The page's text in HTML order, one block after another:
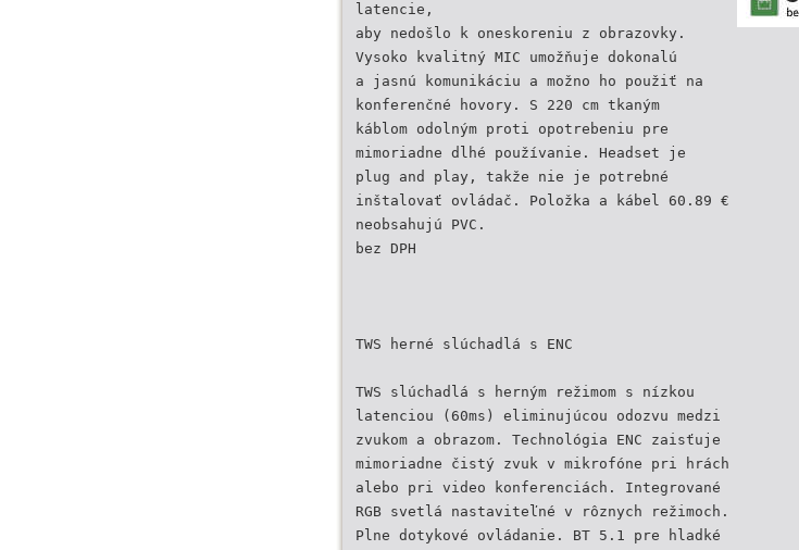
latencie,
aby nedošlo k oneskoreniu z obrazovky.
Vysoko kvalitný MIC umožňuje dokonalú
a jasnú komunikáciu a možno ho použiť na
konferenčné hovory. S 220 cm tkaným
káblom odolným proti opotrebeniu pre
mimoriadne dlhé používanie. Headset je
plug and play, takže nie je potrebné
inštalovať ovládač. Položka a kábel 60.89 €
neobsahujú PVC.
bez DPH
TWS herné slúchadlá s ENC
TWS slúchadlá s herným režimom s nízkou
latenciou (60ms) eliminujúcou odozvu medzi
zvukom a obrazom. Technológia ENC zaisťuje
mimoriadne čistý zvuk v mikrofóne pri hrách
alebo pri video konferenciách. Integrované
RGB svetlá nastaviteľné v rôznych režimoch.
Plne dotykové ovládanie. BT 5.1 pre hladké